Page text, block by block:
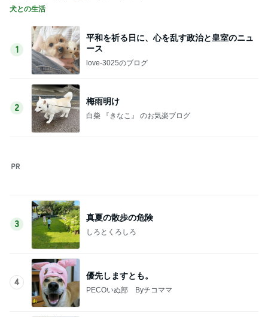
犬との生活
1
平和を祈る日に、心を乱す政治と皇室のニュ
ース
love-3025のブログ
2
梅雨明け
白柴 『きなこ』 のお気楽ブログ
3
真夏の散歩の危険
しろとくろしろ
4
優先しますとも。
PECOいぬ部 Byチコママ